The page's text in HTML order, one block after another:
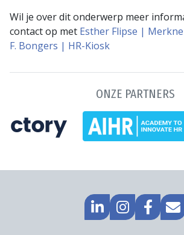
Wil je over dit onderwerp meer
contact op met Esther Flipse |
F. Bongers | HR-Kiosk
ONZE PARTNERS
GA
NAAR
GO
TO
GA